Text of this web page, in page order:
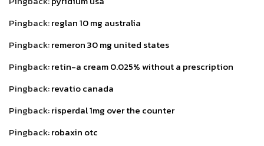
Pingback:reglan 10 mg australia
Pingback:remeron 30 mg united states
Pingback:retin-a cream 0.025% without a prescription
Pingback:revatio canada
Pingback:risperdal 1mg over the counter
Pingback:robaxin otc